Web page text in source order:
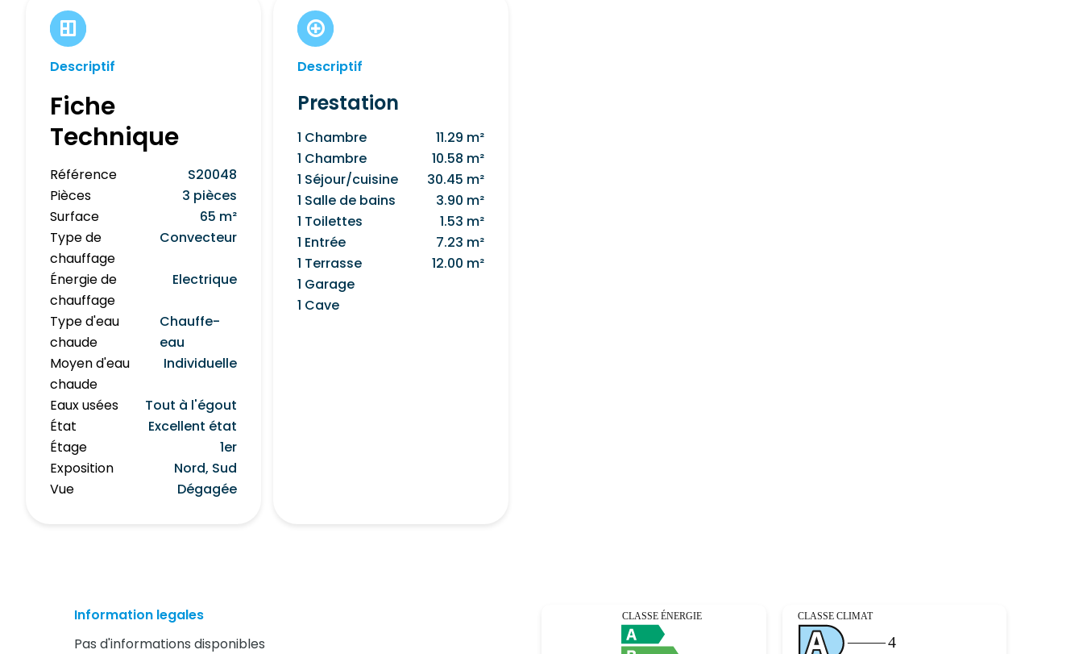
Descriptif
Fiche
Technique
Référence
S20048
Pièces
3 pièces
Surface
65 m²
Type de
chauffage
Convecteur
Énergie de
chauffage
Electrique
Type d'eau
chaude
Chauffe-
eau
Moyen d'eau
chaude
Individuelle
Eaux usées
Tout à l'égout
État
Excellent état
Étage
1er
Exposition
Nord, Sud
Vue
Dégagée
Descriptif
Prestation
1 Chambre
11.29 m²
1 Chambre
10.58 m²
1 Séjour/cuisine
30.45 m²
1 Salle de bains
3.90 m²
1 Toilettes
1.53 m²
1 Entrée
7.23 m²
1 Terrasse
12.00 m²
1 Garage
1 Cave
Information legales
Pas d'informations disponibles